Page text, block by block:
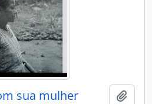
sua mulher